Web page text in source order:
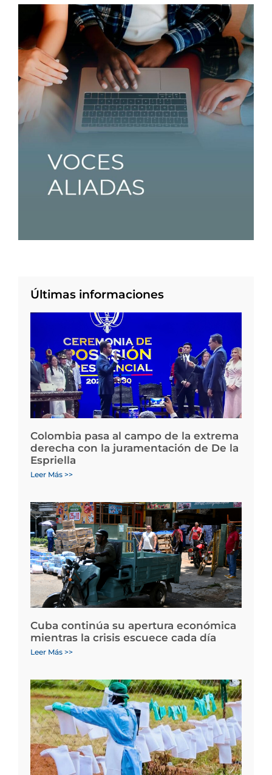
Últimas informaciones
Colombia pasa al campo de la extrema
derecha con la juramentación de De la
Espriella
Leer Más >>
Cuba continúa su apertura económica
mientras la crisis escuece cada día
Leer Más >>